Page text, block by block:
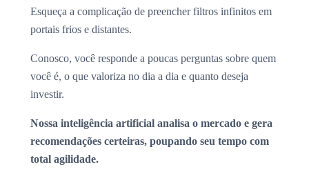
Esqueça a complicação de preencher filtros infinitos em
portais frios e distantes.
Conosco, você responde a poucas perguntas sobre quem
você é, o que valoriza no dia a dia e quanto deseja
investir.
Nossa inteligência artificial analisa o mercado e gera
recomendações certeiras, poupando seu tempo com
total agilidade.